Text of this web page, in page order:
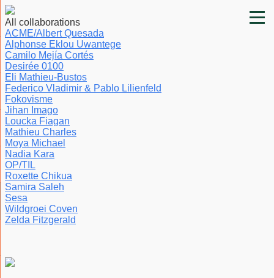
All collaborations
ACME/Albert Quesada
Alphonse Eklou Uwantege
Camilo Mejía Cortés
Desirée 0100
Eli Mathieu-Bustos
Federico Vladimir & Pablo Lilienfeld
Fokovisme
Jihan Imago
Loucka Fiagan
Mathieu Charles
Moya Michael
Nadia Kara
OP/TIL
Roxette Chikua
Samira Saleh
Sesa
Wildgroei Coven
Zelda Fitzgerald